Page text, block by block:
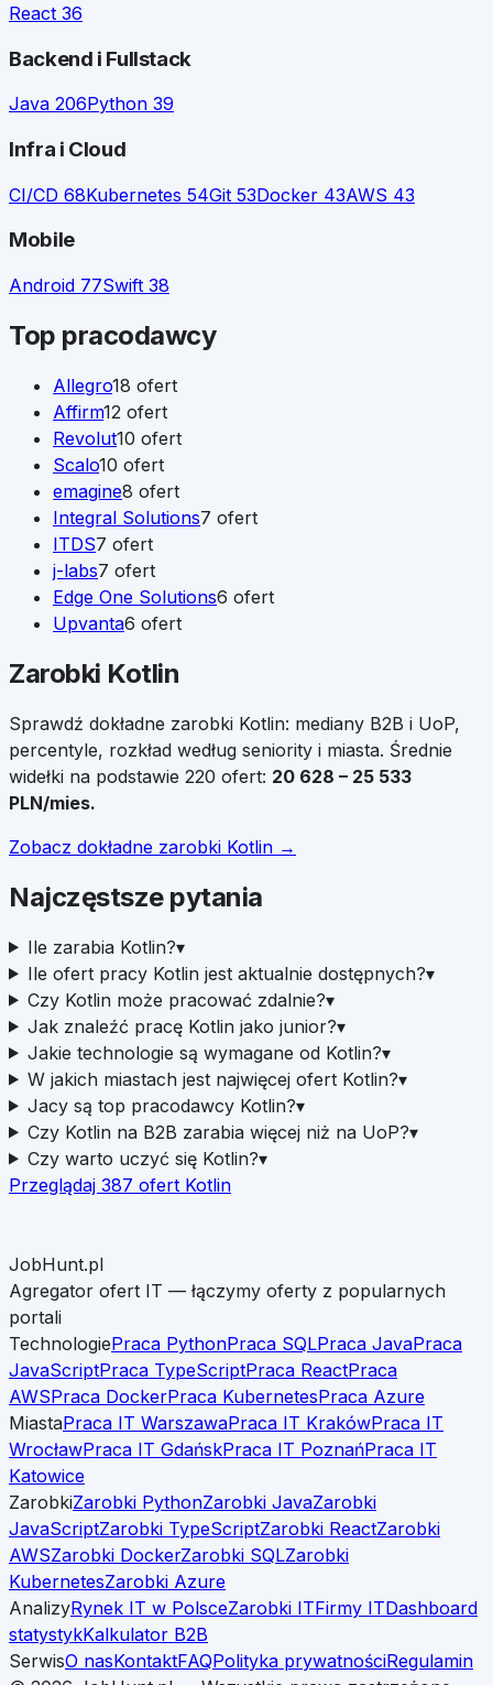
React 36
Backend i Fullstack
Java 206Python 39
Infra i Cloud
CI/CD 68Kubernetes 54Git 53Docker 43AWS 43
Mobile
Android 77Swift 38
Top pracodawcy
Allegro18 ofert
Affirm12 ofert
Revolut10 ofert
Scalo10 ofert
emagine8 ofert
Integral Solutions7 ofert
ITDS7 ofert
j-labs7 ofert
Edge One Solutions6 ofert
Upvanta6 ofert
Zarobki Kotlin
Sprawdź dokładne zarobki Kotlin: mediany B2B i UoP,
percentyle, rozkład według seniority i miasta. Średnie
widełki na podstawie 220 ofert: 20 628 – 25 533
PLN/mies.
Zobacz dokładne zarobki Kotlin →
Najczęstsze pytania
Ile zarabia Kotlin?▾
Ile ofert pracy Kotlin jest aktualnie dostępnych?▾
Czy Kotlin może pracować zdalnie?▾
Jak znaleźć pracę Kotlin jako junior?▾
Jakie technologie są wymagane od Kotlin?▾
W jakich miastach jest najwięcej ofert Kotlin?▾
Jacy są top pracodawcy Kotlin?▾
Czy Kotlin na B2B zarabia więcej niż na UoP?▾
Czy warto uczyć się Kotlin?▾
Przeglądaj 387 ofert Kotlin
JobHunt.pl
Agregator ofert IT — łączymy oferty z popularnych
portali
TechnologiePraca PythonPraca SQLPraca JavaPraca
JavaScriptPraca TypeScriptPraca ReactPraca
AWSPraca DockerPraca KubernetesPraca Azure
MiastaPraca IT WarszawaPraca IT KrakówPraca IT
WrocławPraca IT GdańskPraca IT PoznańPraca IT
Katowice
ZarobkiZarobki PythonZarobki JavaZarobki
JavaScriptZarobki TypeScriptZarobki ReactZarobki
AWSZarobki DockerZarobki SQLZarobki
KubernetesZarobki Azure
AnalizyRynek IT w PolsceZarobki ITFirmy ITDashboard
statystykKalkulator B2B
SerwisO nasKontaktFAQPolityka prywatnościRegulamin